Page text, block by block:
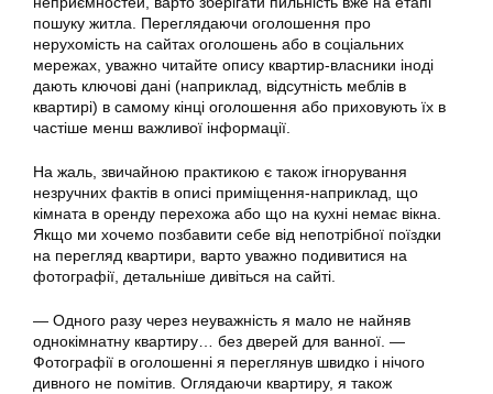
пошуку житла. Переглядаючи оголошення про
нерухомість на сайтах оголошень або в соціальних
мережах, уважно читайте опису квартир-власники іноді
дають ключові дані (наприклад, відсутність меблів в
квартирі) в самому кінці оголошення або приховують їх в
частіше менш важливої інформації.
На жаль, звичайною практикою є також ігнорування
незручних фактів в описі приміщення-наприклад, що
кімната в оренду перехожа або що на кухні немає вікна.
Якщо ми хочемо позбавити себе від непотрібної поїздки
на перегляд квартири, варто уважно подивитися на
фотографії, детальніше дивіться на сайті.
— Одного разу через неуважність я мало не найняв
однокімнатну квартиру… без дверей для ванної. —
Фотографії в оголошенні я переглянув швидко і нічого
дивного не помітив. Оглядаючи квартиру, я також